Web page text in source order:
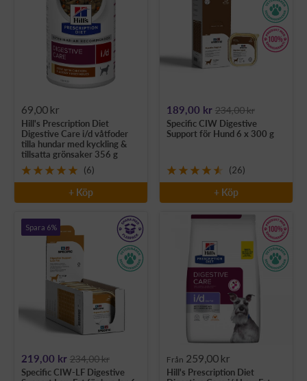
Rea-
pris
69,00 kr
Hill's Prescription Diet
Digestive Care i/d våtfoder
tilla hundar med kyckling &
tillsatta grönsaker 356 g
(6)
+ Köp
Rea-
pris
189,00 kr 234,00 kr
Specific CIW Digestive
Support för Hund 6 x 300 g
(26)
+ Köp
Spara 6%
Rea-
pris
219,00 kr 234,00 kr
Specific CIW-LF Digestive
Rea-
pris
Från 259,00 kr
Hill's Prescription Diet